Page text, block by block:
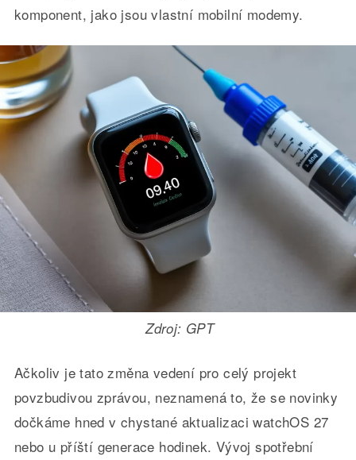
komponent, jako jsou vlastní mobilní modemy.
Zdroj: GPT
Ačkoliv je tato změna vedení pro celý projekt
povzbudivou zprávou, neznamená to, že se novinky
dočkáme hned v chystané aktualizaci watchOS 27
nebo u příští generace hodinek. Vývoj spotřební